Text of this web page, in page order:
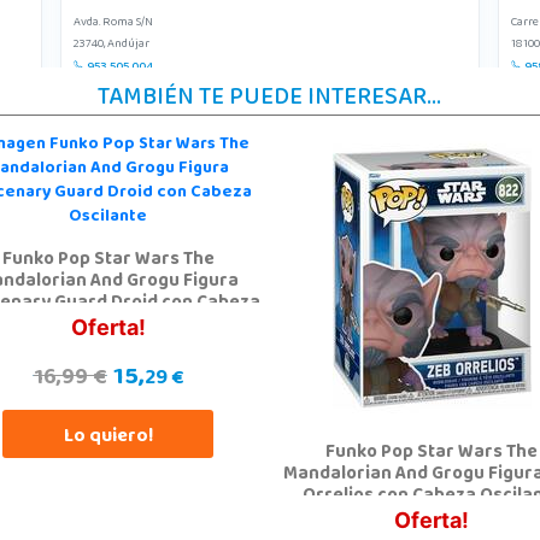
Avda. Roma S/N
23740, Andújar
953 505 004
Localizar Tienda
Juguetilandia Ciudad Real
Parque Comercial Puerta del Ave local 5 (Avenida de la ciencia nº9)
13005, Ciudad Real
926 230 093
Localizar Tienda
Juguetilandia Córdoba
Córdoba
C/ INGENIERO JUAN DE LA CIERVA 1 Polígono Industrial La Torrecilla
TAMBIÉN TE PUEDE INTERESAR...
Funko Pop Star Wars The
And Grogu Figura
Guard Droid con Cabeza
Oscilante
Oferta!
16,99 €15,29 €
Lo quiero! Funko Pop Star Wars The
Mandalorian And Grogu
Orrelios con Cabeza
Oferta!